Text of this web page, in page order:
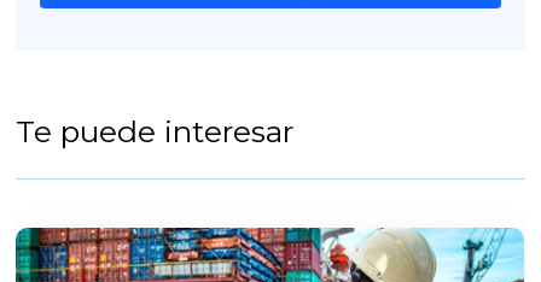
Te puede interesar